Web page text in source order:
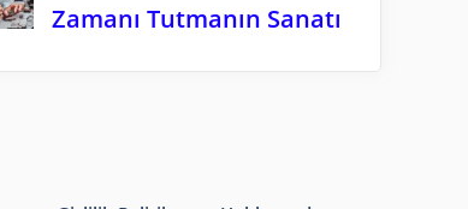
Zamanı Tutmanın Sanatı